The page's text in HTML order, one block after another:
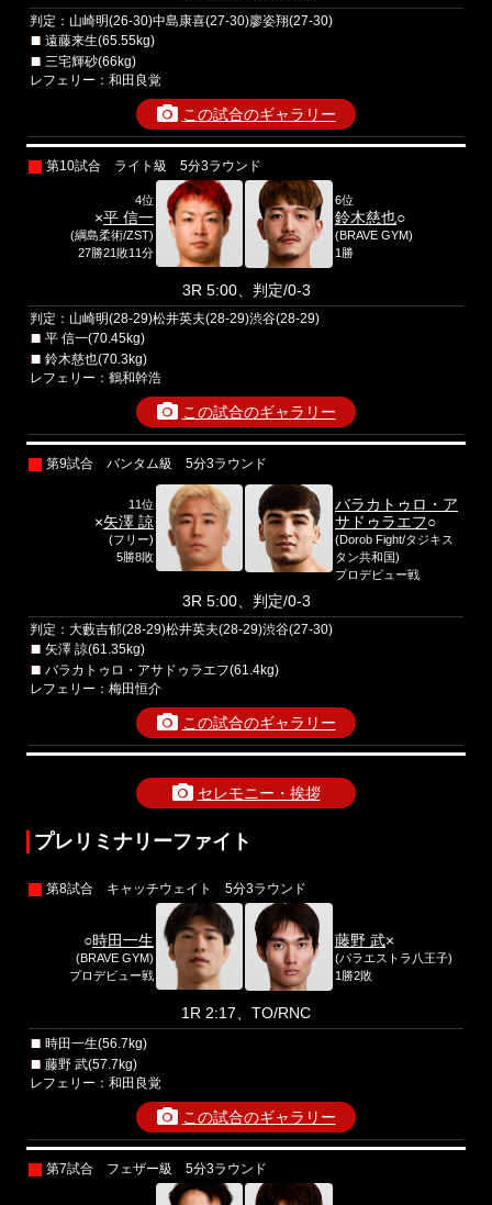
判定：山崎明(26-30)中島康喜(27-30)廖姿翔(27-30)
遠藤来生(65.55kg)
三宅輝砂(66kg)
レフェリー：和田良覚
この試合のギャラリー
第10試合 ライト級 5分3ラウンド
4位
×平 信一
(綱島柔術/ZST)
27勝21敗11分
6位
鈴木慈也○
(BRAVE GYM)
1勝
3R 5:00、判定/0-3
判定：山崎明(28-29)松井英夫(28-29)渋谷(28-29)
平 信一(70.45kg)
鈴木慈也(70.3kg)
レフェリー：鶴和幹浩
この試合のギャラリー
第9試合 バンタム級 5分3ラウンド
11位
×矢澤 諒
(フリー)
5勝8敗
バラカトゥロ・ア
サドゥラエフ○
(Dorob Fight/タジキス
タン共和国)
プロデビュー戦
3R 5:00、判定/0-3
判定：大藪吉郁(28-29)松井英夫(28-29)渋谷(27-30)
矢澤 諒(61.35kg)
バラカトゥロ・アサドゥラエフ(61.4kg)
レフェリー：梅田恒介
この試合のギャラリー
セレモニー・挨拶
プレリミナリーファイト
第8試合 キャッチウェイト 5分3ラウンド
○時田一生
(BRAVE GYM)
プロデビュー戦
藤野 武×
(パラエストラ八王子)
1勝2敗
1R 2:17、TO/RNC
時田一生(56.7kg)
藤野 武(57.7kg)
レフェリー：和田良覚
この試合のギャラリー
第7試合 フェザー級 5分3ラウンド